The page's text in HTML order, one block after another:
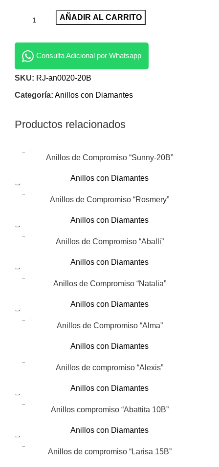
AÑADIR AL CARRITO
Consulta Adicional por Whatsapp
SKU: RJ-an0020-20B
Categoría: Anillos con Diamantes
Productos relacionados
Anillos de Compromiso “Sunny-20B”
Anillos con Diamantes
Anillos de Compromiso “Rosmery”
Anillos con Diamantes
Anillos de Compromiso “Aballi”
Anillos con Diamantes
Anillos de Compromiso “Natalia”
Anillos con Diamantes
Anillos de Compromiso “Alma”
Anillos con Diamantes
Anillos de compromiso “Alexis”
Anillos con Diamantes
Anillos compromiso “Abattita 10B”
Anillos con Diamantes
Anillos de compromiso “Larisa 15B”